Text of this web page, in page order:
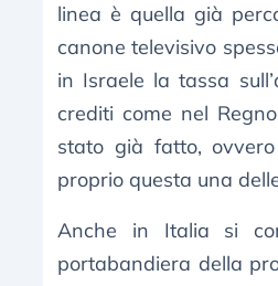
linea è quella già
canone televisivo
in Israele la tassa
crediti come nel
stato già fatto,
proprio questa una
Anche in Italia si
portabandiera della